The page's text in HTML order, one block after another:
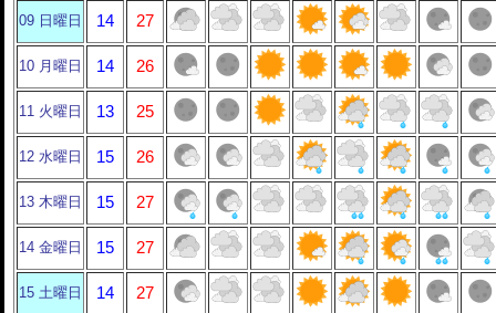
09 日曜日 14 27
10 月曜日 14 26
11 火曜日 13 25
12 水曜日 15 26
13 木曜日 15 27
14 金曜日 15 27
15 土曜日 14 27